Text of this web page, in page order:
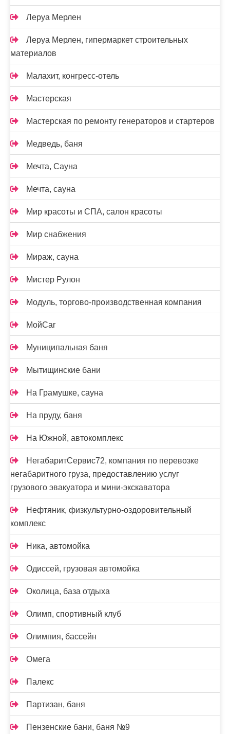
Леруа Мерлен
Леруа Мерлен, гипермаркет строительных
материалов
Малахит, конгресс-отель
Мастерская
Мастерская по ремонту генераторов и стартеров
Медведь, баня
Мечта, Сауна
Мечта, сауна
Мир красоты и СПА, салон красоты
Мир снабжения
Мираж, сауна
Мистер Рулон
Модуль, торгово-производственная компания
МойCar
Муниципальная баня
Мытищинские бани
На Грамушке, сауна
На пруду, баня
На Южной, автокомплекс
НегабаритСервис72, компания по перевозке
негабаритного груза, предоставлению услуг
грузового эвакуатора и мини-экскаватора
Нефтяник, физкультурно-оздоровительный
комплекс
Ника, автомойка
Одиссей, грузовая автомойка
Околица, база отдыха
Олимп, спортивный клуб
Олимпия, бассейн
Омега
Палекс
Партизан, баня
Пензенские бани, баня №9